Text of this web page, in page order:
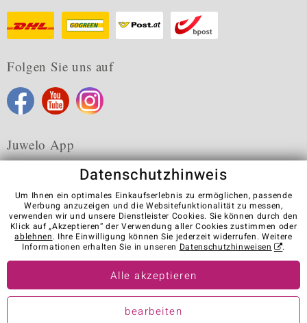
Folgen Sie uns auf
Juwelo App
Karriere AGB Datenschutz Cookies
Impressum
Kontakt
Vertrag widerrufen
Visit our stores in other countries:
© Juwelo Deutschland GmbH (ein Tochterunternehmen der elumeo
SE)
Datenschutzhinweis
Um Ihnen ein optimales Einkaufserlebnis zu ermöglichen, passende
Werbung anzuzeigen und die Websitefunktionalität zu messen,
verwenden wir und unsere Dienstleister Cookies. Sie können durch den
Klick auf „Akzeptieren“ der Verwendung aller Cookies zustimmen oder
ablehnen. Ihre Einwilligung können Sie jederzeit widerrufen. Weitere
Informationen erhalten Sie in unseren Datenschutzhinweisen .
Alle akzeptieren
bearbeiten